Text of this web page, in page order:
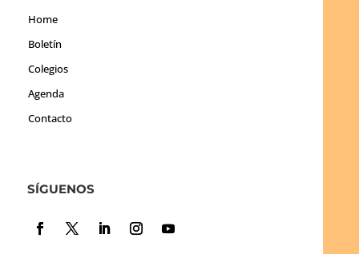
Home
Boletín
Colegios
Agenda
Contacto
SÍGUENOS